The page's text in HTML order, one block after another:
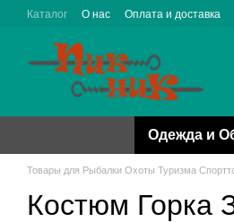
Перейти к основному контенту
Каталог О нас Оплата и доставка
Одежда и
Товары для Рыбалки Охоты Туризма
Костюм Горка